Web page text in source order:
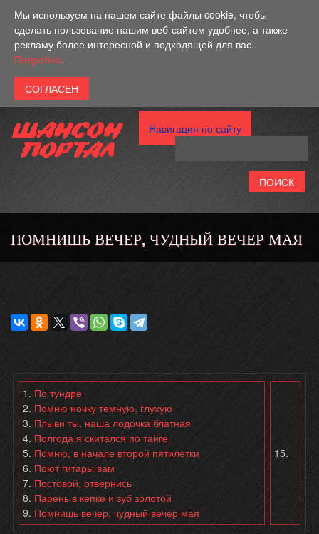
Мы используем на нашем сайте файлы cookie, чтобы
сделать пользование нашим веб-сайтом удобнее, а также
рекламу более интересной и подходящей для вас.
Подробно.
Навигация по сайту
ПОМНИШЬ ВЕЧЕР, ЧУДНЫЙ ВЕЧЕР МАЯ
1. По тундре
2. Помню ночку темную, глухую
3. Плыви ты, наша лодочка блатная
4. Полгода я скитался по тайге
5. Помню, в начале второй пятилетки
6. Поют гитары вам
7. Постовой, отвернись
8. Парень в кепке и зуб золотой
9. Помнишь вечер, чудный вечер мая
15.